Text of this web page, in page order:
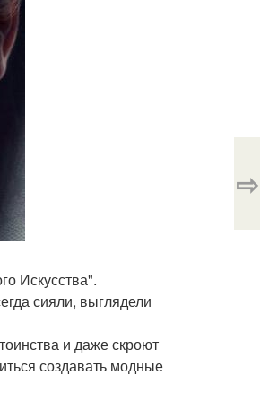
Искусства".
сияли, выглядели
и даже скроют
создавать модные
⇨